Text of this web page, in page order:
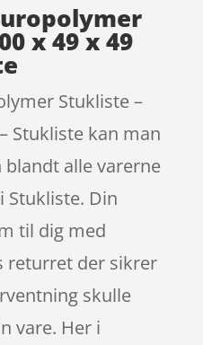
x 49 x 49
Stukliste –
Stukliste kan man
alle varerne
Stukliste. Din
til dig med
returret der sikrer
skulle
vare. Her i